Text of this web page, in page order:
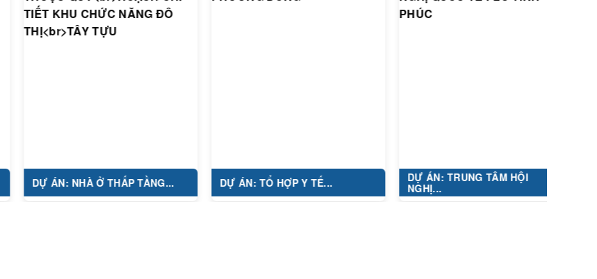
DỰ ÁN: NHÀ Ở THẤP TẦNG... DỰ ÁN: TỔ HỢP Y TẾ...
DỰ ÁN: TRUNG TÂM HỘI